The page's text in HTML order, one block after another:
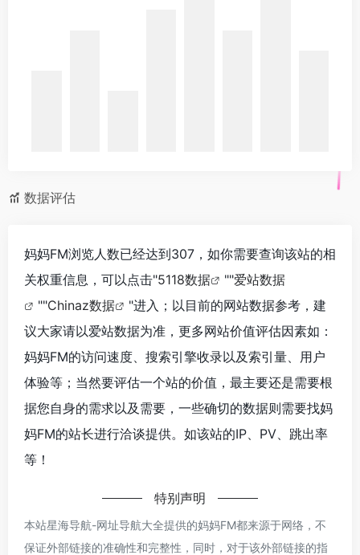
数据评估
妈妈FM浏览人数已经达到307，如你需要查询该站的相
关权重信息，可以点击"5118数据 ""爱站数据
""Chinaz数据
"进入；以目前的网站数据参考，建
议大家请以爱站数据为准，更多网站价值评估因素如：
妈妈FM的访问速度、搜索引擎收录以及索引量、用户
体验等；当然要评估一个站的价值，最主要还是需要根
据您自身的需求以及需要，一些确切的数据则需要找妈
妈FM的站长进行洽谈提供。如该站的IP、PV、跳出率
等！
特别声明
本站星海导航-网址导航大全提供的妈妈FM都来源于网络，不
保证外部链接的准确性和完整性，同时，对于该外部链接的指